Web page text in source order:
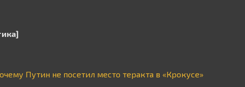
Путин не посетил место теракта в «Крокусе»